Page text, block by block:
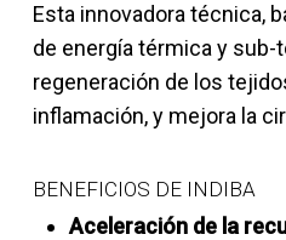
Esta innovadora técnica,
de energía térmica y sub-
regeneración de los
inflamación, y mejora la
BENEFICIOS DE INDIBA
Aceleración de la